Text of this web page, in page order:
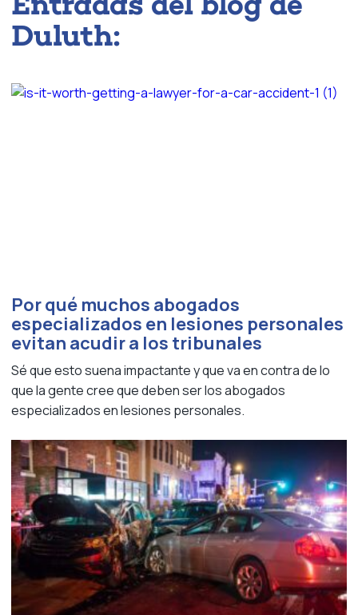
Duluth:
Por qué muchos abogados
especializados en lesiones personales
evitan acudir a los tribunales
Sé que esto suena impactante y que va en contra de lo
que la gente cree que deben ser los abogados
especializados en lesiones personales.